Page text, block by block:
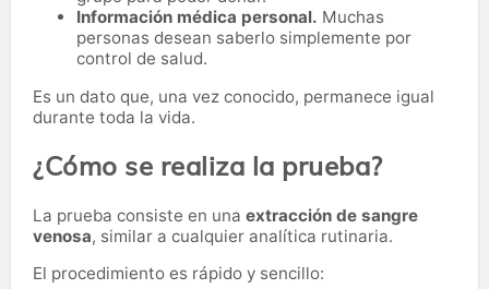
Información médica personal. Muchas
personas desean saberlo simplemente por
control de salud.
Es un dato que, una vez conocido, permanece igual
durante toda la vida.
¿Cómo se realiza la prueba?
La prueba consiste en una extracción de sangre
venosa, similar a cualquier analítica rutinaria.
El procedimiento es rápido y sencillo: